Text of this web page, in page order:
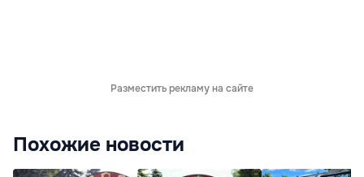
Разместить рекламу на сайте
Похожие новости